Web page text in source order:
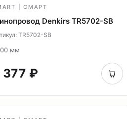
| СМАРТ
Denkirs TR5702-SB
TR5702-SB
мм
377 ₽